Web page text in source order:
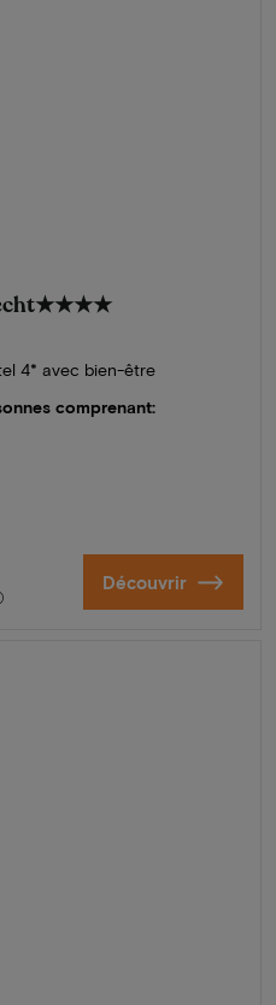
★★★★
4* avec bien-être
comprenant:
Découvrir